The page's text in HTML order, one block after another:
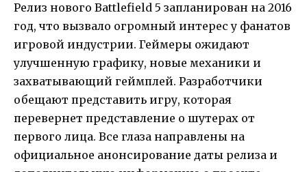
Релиз нового Battlefield 5 запланирован на 2016
год, что вызвало огромный интерес у фанатов
игровой индустрии. Геймеры ожидают
улучшенную графику, новые механики и
захватывающий геймплей. Разработчики
обещают представить игру, которая
перевернет представление о шутерах от
первого лица. Все глаза направлены на
официальное анонсирование даты релиза и